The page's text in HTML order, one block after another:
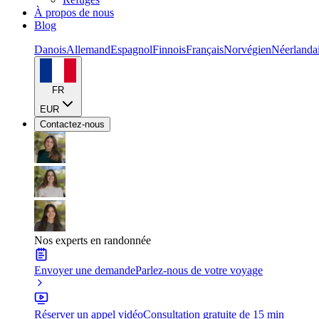
À propos de nous
Blog
DanoisAllemandEspagnolFinnoisFrançaisNorvégien
FR
EUR
Contactez-nous
Nos experts en randonnée
Envoyer une demandeParlez-nous de votre voyage
Réserver un appel vidéoConsultation gratuite de 15 min